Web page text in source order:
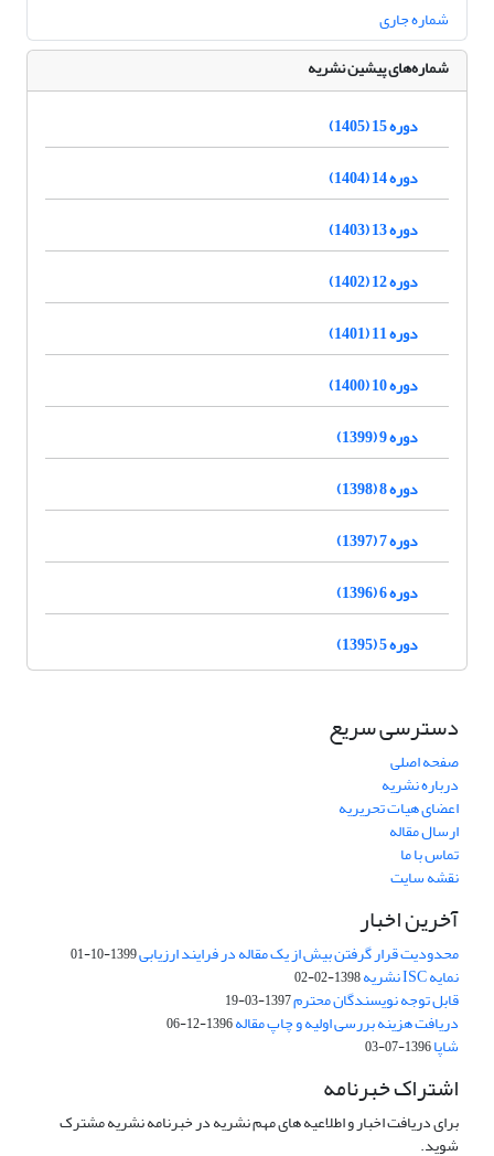
شماره جاری
شماره‌های پیشین نشریه
دوره 15 (1405)
دوره 14 (1404)
دوره 13 (1403)
دوره 12 (1402)
دوره 11 (1401)
دوره 10 (1400)
دوره 9 (1399)
دوره 8 (1398)
دوره 7 (1397)
دوره 6 (1396)
دوره 5 (1395)
دسترسی سریع
صفحه اصلی
درباره نشریه
اعضای هیات تحریریه
ارسال مقاله
تماس با ما
نقشه سایت
آخرین اخبار
محدودیت قرار گرفتن بیش از یک مقاله در فرایند ارزیابی1399-10-01
نمایه ISC نشریه 1398-02-02
قابل توجه نویسندگان محترم1397-03-19
دریافت هزینه بررسی اولیه و چاپ مقاله1396-12-06
شاپا1396-07-03
اشتراک خبرنامه
برای دریافت اخبار و اطلاعیه های مهم نشریه در خبرنامه نشریه مشترک
شوید.